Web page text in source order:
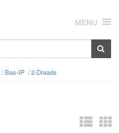
MENU
Bas-IP 2-Draads